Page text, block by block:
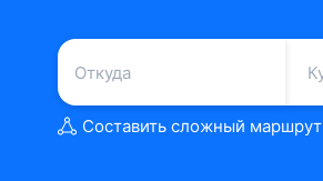
Составить сложный маршрут